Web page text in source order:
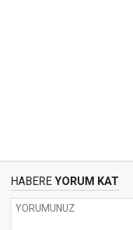
HABERE YORUM KAT